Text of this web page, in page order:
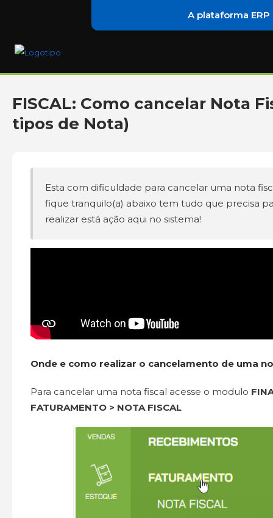
A plataforma
FISCAL: Como cancelar Nota
tipos de Nota)
Esta com dificuldade para cancelar uma nota
fique tranquilo(a) abaixo tem tudo que precisa
realizar está ação aqui no sistema!
Onde e como realizar o cancelamento de uma
Para cancelar uma nota fiscal acesse o modulo
FATURAMENTO > NOTA FISCAL